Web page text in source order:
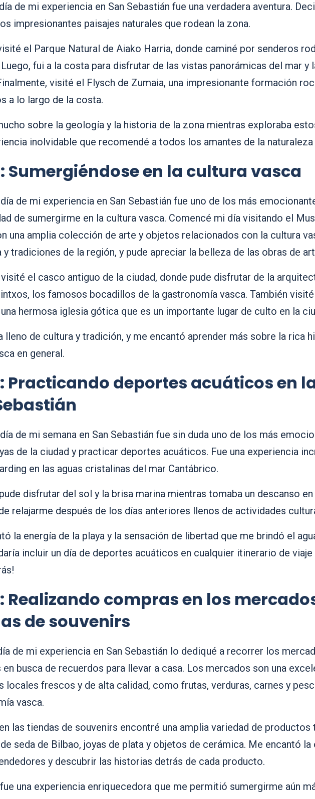
de mi experiencia en San Sebastián fue una verdadera aventura.
impresionantes paisajes naturales que rodean la zona.
el Parque Natural de Aiako Harria, donde caminé por senderos
fui a la costa para disfrutar de las vistas panorámicas del mar y
visité el Flysch de Zumaia, una impresionante formación
a lo largo de la costa.
sobre la geología y la historia de la zona mientras exploraba
inolvidable que recomendé a todos los amantes de la naturaleza
Sumergiéndose en la cultura vasca
de mi experiencia en San Sebastián fue uno de los más
de sumergirme en la cultura vasca. Comencé mi día visitando el
una amplia colección de arte y objetos relacionados con la cultura
y tradiciones de la región, y pude apreciar la belleza de las obras de
visité el casco antiguo de la ciudad, donde pude disfrutar de la
los famosos bocadillos de la gastronomía vasca. También
hermosa iglesia gótica que es un importante lugar de culto en la
lleno de cultura y tradición, y me encantó aprender más sobre la rica
en general.
Practicando deportes acuáticos en
de mi semana en San Sebastián fue sin duda uno de los más
de la ciudad y practicar deportes acuáticos. Fue una experiencia
en las aguas cristalinas del mar Cantábrico.
disfrutar del sol y la brisa marina mientras tomaba un descanso
relajarme después de los días anteriores llenos de actividades
la energía de la playa y la sensación de libertad que me brindó el
incluir un día de deportes acuáticos en cualquier itinerario de viaje
Realizando compras en los
de souvenirs
de mi experiencia en San Sebastián lo dediqué a recorrer los
en busca de recuerdos para llevar a casa. Los mercados son una
locales frescos y de alta calidad, como frutas, verduras, carnes y
vasca.
las tiendas de souvenirs encontré una amplia variedad de
seda de Bilbao, joyas de plata y objetos de cerámica. Me encantó
y descubrir las historias detrás de cada producto.
una experiencia enriquecedora que me permitió sumergirme aún